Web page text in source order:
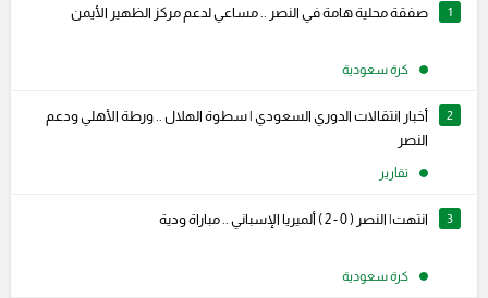
1 صفقة محلية هامة في النصر .. مساعي لدعم مركز الظهير الأيمن
كرة سعودية
2
أخبار انتقالات الدوري السعودي | سطوة الهلال .. ورطة الأهلي ودعم
النصر
تقارير
3 انتهت| النصر ( 0 - 2 ) ألميريا الإسباني .. مباراة ودية
كرة سعودية